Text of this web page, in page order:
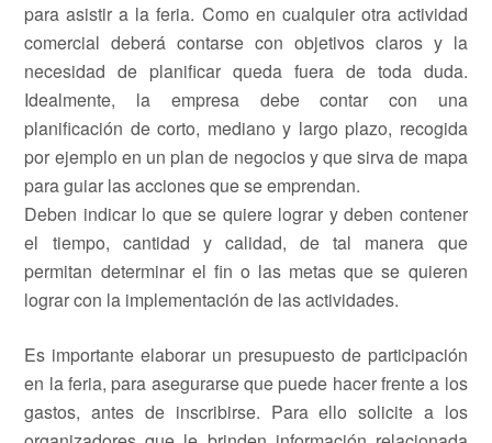
para asistir a la feria. Como en cualquier otra actividad
comercial deberá contarse con objetivos claros y la
necesidad de planificar queda fuera de toda duda.
Idealmente, la empresa debe contar con una
planificación de corto, mediano y largo plazo, recogida
por ejemplo en un plan de negocios y que sirva de mapa
para guiar las acciones que se emprendan.
Deben indicar lo que se quiere lograr y deben contener
el tiempo, cantidad y calidad, de tal manera que
permitan determinar el fin o las metas que se quieren
lograr con la implementación de las actividades.
Es importante elaborar un presupuesto de participación
en la feria, para asegurarse que puede hacer frente a los
gastos, antes de inscribirse. Para ello solicite a los